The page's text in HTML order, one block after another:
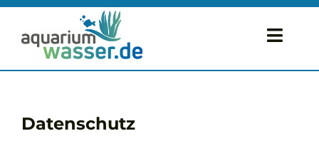
Zum
springen
Wasserwerte
Datenschutz